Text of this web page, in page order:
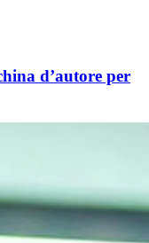
d’autore per